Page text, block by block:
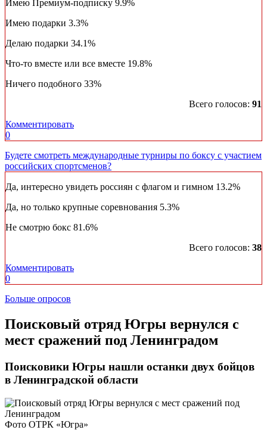
Имею Премиум-подписку 9.9%
Имею подарки 3.3%
Делаю подарки 34.1%
Что-то вместе или все вместе 19.8%
Ничего подобного 33%
Всего голосов: 91
Комментировать
0
Будете смотреть международные турниры по боксу с участием
российских спортсменов?
Да, интересно увидеть россиян с флагом и гимном 13.2%
Да, но только крупные соревнования 5.3%
Не смотрю бокс 81.6%
Всего голосов: 38
Комментировать
0
Больше опросов
Поисковый отряд Югры вернулся с
мест сражений под Ленинградом
Поисковики Югры нашли останки двух бойцов
в Ленинградской области
Фото ОТРК «Югра»